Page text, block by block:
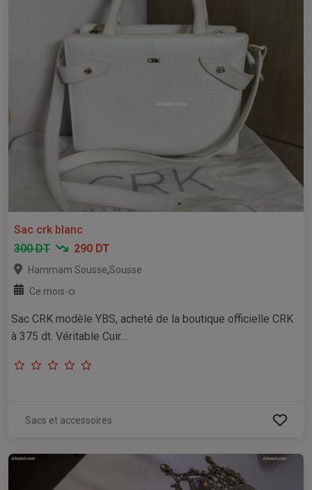
Sac crk blanc
300 DT
290 DT
Hammam Sousse,Sousse
Ce mois-ci
Sac CRK modèle YBS, acheté de la boutique officielle CRK
à 375 dt. Véritable Cuir....
Sacs et accessoires